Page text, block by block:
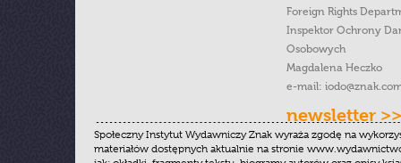
Foreign Rights
Inspektor Ochrony
Osobowych
Magdalena Heczko
e-mail:
newsletter >>
Społeczny Instytut Wydawniczy Znak wyraża zgodę na
materiałów dostępnych aktualnie na stronie